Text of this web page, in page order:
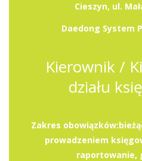
Cieszyn, ul.
Daedong System
Kierownik /
działu
Zakres
prowadzeniem
raportowanie,